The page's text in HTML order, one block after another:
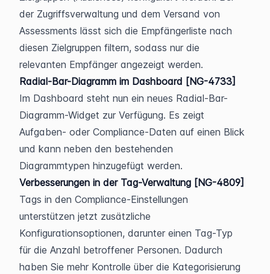
der Zugriffsverwaltung und dem Versand von
Assessments lässt sich die Empfängerliste nach
diesen Zielgruppen filtern, sodass nur die
relevanten Empfänger angezeigt werden.
Radial-Bar-Diagramm im Dashboard [NG-4733]
Im Dashboard steht nun ein neues Radial-Bar-
Diagramm-Widget zur Verfügung. Es zeigt
Aufgaben- oder Compliance-Daten auf einen Blick
und kann neben den bestehenden
Diagrammtypen hinzugefügt werden.
Verbesserungen in der Tag-Verwaltung [NG-4809]
Tags in den Compliance-Einstellungen
unterstützen jetzt zusätzliche
Konfigurationsoptionen, darunter einen Tag-Typ
für die Anzahl betroffener Personen. Dadurch
haben Sie mehr Kontrolle über die Kategorisierung